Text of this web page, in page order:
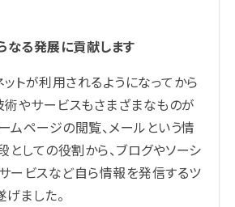
なる発展に貢献します
トが利用されるようになってから
術やサービスもさまざまなものが
ムページの閲覧、メールという情
しての役割から、ブログやソーシ
ービスなど自ら情報を発信するツ
ました。